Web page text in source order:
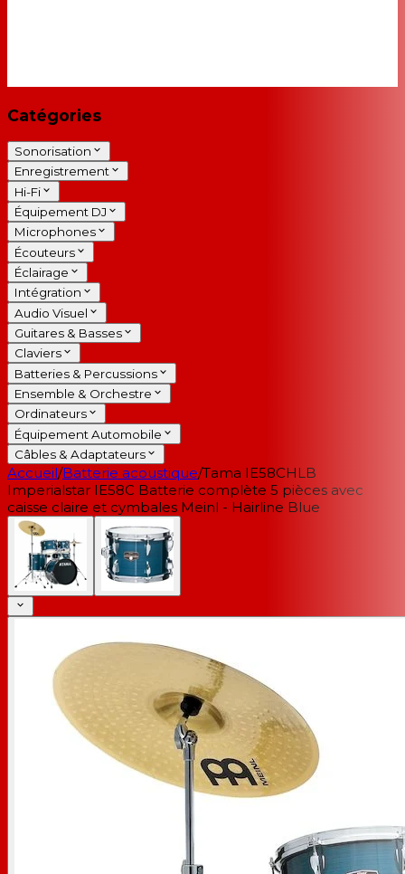
Catégories
Sonorisation
Enregistrement
Hi-Fi
Équipement DJ
Microphones
Écouteurs
Éclairage
Intégration
Audio Visuel
Guitares & Basses
Claviers
Batteries & Percussions
Ensemble & Orchestre
Ordinateurs
Équipement Automobile
Câbles & Adaptateurs
Accueil/Batterie acoustique/Tama IE58CHLB
Imperialstar IE58C Batterie complète 5 pièces avec
caisse claire et cymbales Meinl - Hairline Blue